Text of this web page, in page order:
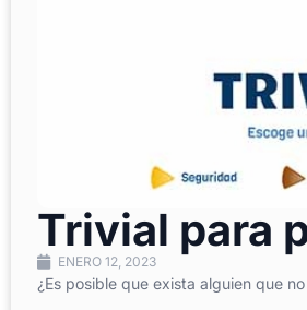
Trivial para
ENERO 12, 2023
¿Es posible que exista alguien que